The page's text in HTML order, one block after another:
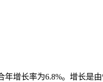
年增长率为6.8%。增长是